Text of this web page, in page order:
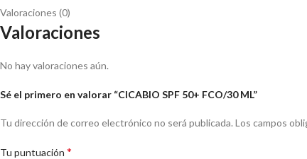
Valoraciones (0)
Valoraciones
No hay valoraciones aún.
Sé el primero en valorar “CICABIO SPF 50+ FCO/30 ML”
Tu dirección de correo electrónico no será publicada. Los campos
Tu puntuación *